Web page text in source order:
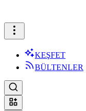
KEŞFET
BÜLTENLER